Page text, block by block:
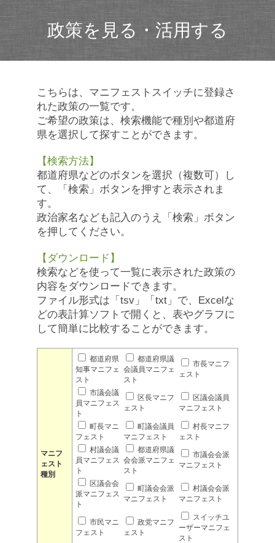
政策を見る・活用する
こちらは、マニフェストスイッチに登録さ
れた政策の一覧です。
ご希望の政策は、検索機能で種別や都道府
県を選択して探すことができます。
【検索方法】
都道府県などのボタンを選択（複数可）し
て、「検索」ボタンを押すと表示されま
す。
政治家名なども記入のうえ「検索」ボタン
を押してください。
【ダウンロード】
検索などを使って一覧に表示された政策の
内容をダウンロードできます。
ファイル形式は「tsv」「txt」で、Excelな
どの表計算ソフトで開くと、表やグラフに
して簡単に比較することができます。
マニフ
ェスト
種別
都道府県
知事マニフェ
スト
都道府県議
会議員マニフェ
スト
市長マニフ
ェスト
市議会議
員マニフェス
ト
区長マニフ
ェスト
区議会議員
マニフェスト
町長マニ
フェスト
町議会議員
マニフェスト
村長マニフ
ェスト
村議会議
員マニフェス
ト
都道府県議
会会派マニフェ
スト
市議会会派
マニフェスト
区議会会
派マニフェス
ト
町議会会派
マニフェスト
村議会会派
マニフェスト
市民マニ
フェスト
政党マニフ
ェスト
スイッチユ
ーザーマニフェ
スト